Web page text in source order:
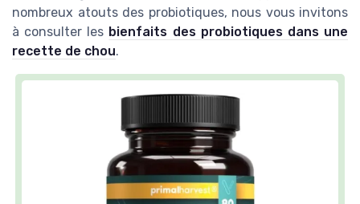
nombreux atouts des probiotiques, nous vous invitons
à consulter les bienfaits des probiotiques dans une
recette de chou.